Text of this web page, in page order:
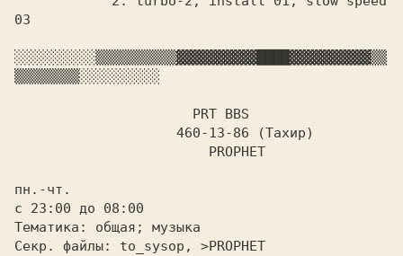
03
░░░░░░░░░░▒▒▒▒▒▒▒▒▒▒▓▓▓▓▓▓▓▓▓▓ ▓▓▓▓▓▓▓▓▓▓▒▒
▒▒▒▒▒▒▒▒░░░░░░░░░░
пн.-чт.
с 23:00 до 08:00
Тематика: общая; музыка
Секр. файлы: to_sysop, >PROPHET